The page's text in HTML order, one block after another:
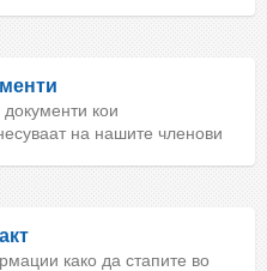
документи кои
на нашите членови
како да стапите во